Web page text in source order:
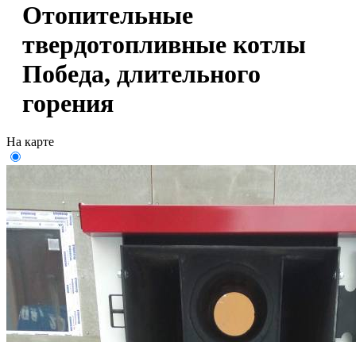
Отопительные
твердотопливные котлы
Победа, длительного
горения
На карте